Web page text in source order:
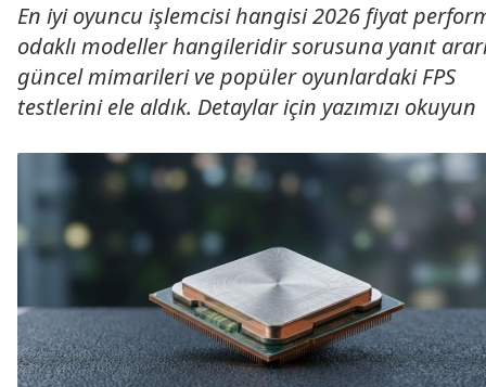
En iyi oyuncu işlemcisi hangisi 2026 fiyat
odaklı modeller hangileridir sorusuna yanıt
güncel mimarileri ve popüler oyunlardaki FPS
testlerini ele aldık. Detaylar için yazımızı okuyun